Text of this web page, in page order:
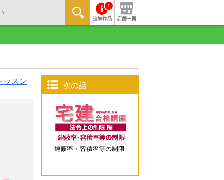
1
ッスン
次の話
建蔽率・容積率等の制限